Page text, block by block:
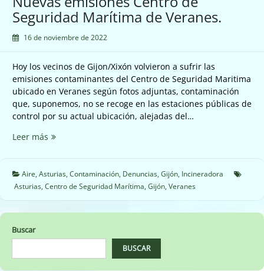
Veranes.
Seguridad Marítima de Veranes.
16 de noviembre de 2022
Hoy los vecinos de Gijon/Xixón volvieron a sufrir las
emisiones contaminantes del Centro de Seguridad Maritima
ubicado en Veranes según fotos adjuntas, contaminación
que, suponemos, no se recoge en las estaciones públicas de
control por su actual ubicación, alejadas del…
Leer más Nuevas
de
Seguridad
de
Aire, Asturias, Contaminación, Denuncias, Gijón, Incineradora
Asturias, Centro de Seguridad Marítima, Gijón, Veranes
Buscar
BUSCAR